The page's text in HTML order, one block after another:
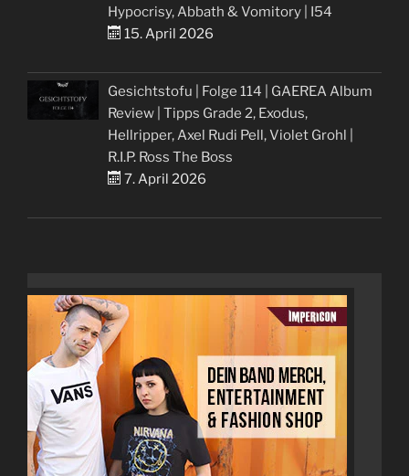
Hypocrisy, Abbath & Vomitory | I54
15. April 2026
Gesichtstofu | Folge 114 | GAEREA Album
Review | Tipps Grade 2, Exodus,
Hellripper, Axel Rudi Pell, Violet Grohl |
R.I.P. Ross The Boss
7. April 2026